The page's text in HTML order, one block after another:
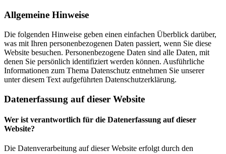
Allgemeine Hinweise
Die folgenden Hinweise geben einen einfachen Überblick darüber,
was mit Ihren personenbezogenen Daten passiert, wenn Sie diese
Website besuchen. Personenbezogene Daten sind alle Daten, mit
denen Sie persönlich identifiziert werden können. Ausführliche
Informationen zum Thema Datenschutz entnehmen Sie unserer
unter diesem Text aufgeführten Datenschutzerklärung.
Datenerfassung auf dieser Website
Wer ist verantwortlich für die Datenerfassung auf dieser
Website?
Die Datenverarbeitung auf dieser Website erfolgt durch den